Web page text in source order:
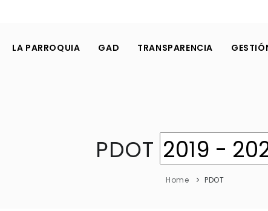
LA PARROQUIA GAD TRANSPARENCIA
PDOT
Home PDOT